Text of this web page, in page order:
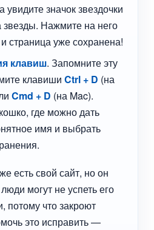
увидите значок звездочки
звезды. Нажмите на него
страница уже сохранена!
клавиш. Запомните эту
клавишиCtrl + D (на
Cmd + D (на Mac).
где можно дать
имя и выбрать
есть свой сайт, но он
могут не успеть его
потому что закроют
это исправить —